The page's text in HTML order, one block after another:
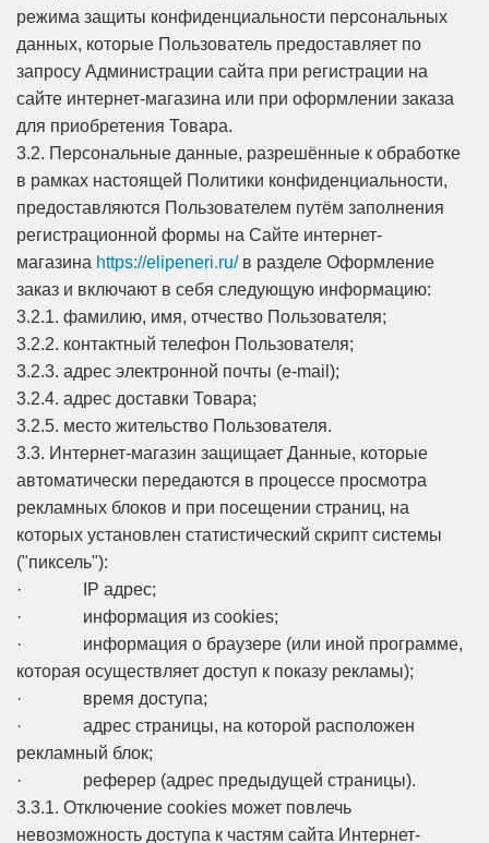
режима защиты конфиденциальности персональных
данных, которые Пользователь предоставляет по
запросу Администрации сайта при регистрации на
сайте интернет-магазина или при оформлении заказа
для приобретения Товара.
3.2. Персональные данные, разрешённые к обработке
в рамках настоящей Политики конфиденциальности,
предоставляются Пользователем путём заполнения
регистрационной формы на Сайте интернет-
магазина https://elipeneri.ru/в разделе Оформление
заказ и включают в себя следующую информацию:
3.2.1. фамилию, имя, отчество Пользователя;
3.2.2. контактный телефон Пользователя;
3.2.3. адрес электронной почты (e-mail);
3.2.4. адрес доставки Товара;
3.2.5. место жительство Пользователя.
3.3. Интернет-магазин защищает Данные, которые
автоматически передаются в процессе просмотра
рекламных блоков и при посещении страниц, на
которых установлен статистический скрипт системы
("пиксель"):
· IP адрес;
· информация из cookies;
· информация о браузере (или иной программе,
которая осуществляет доступ к показу рекламы);
· время доступа;
· адрес страницы, на которой расположен
рекламный блок;
· реферер (адрес предыдущей страницы).
3.3.1. Отключение cookies может повлечь
невозможность доступа к частям сайта Интернет-